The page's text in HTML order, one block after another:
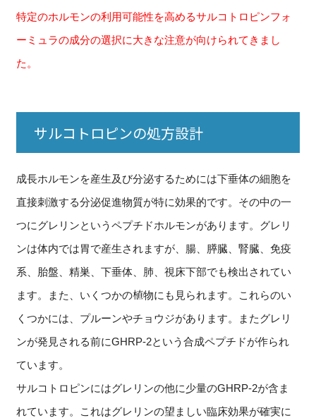
特定のホルモンの利用可能性を高めるサルコトロピンフォ
ーミュラの成分の選択に大きな注意が向けられてきまし
た。
サルコトロピンの処方設計
成長ホルモンを産生及び分泌するためには下垂体の細胞を
直接刺激する分泌促進物質が特に効果的です。その中の一
つにグレリンというペプチドホルモンがあります。グレリ
ンは体内では胃で産生されますが、腸、膵臓、腎臓、免疫
系、胎盤、精巣、下垂体、肺、視床下部でも検出されてい
ます。また、いくつかの植物にも見られます。これらのい
くつかには、プルーンやチョウジがあります。またグレリ
ンが発見される前にGHRP-2という合成ペプチドが作られ
ています。
サルコトロピンにはグレリンの他に少量のGHRP-2が含ま
れています。これはグレリンの望ましい臨床効果が確実に